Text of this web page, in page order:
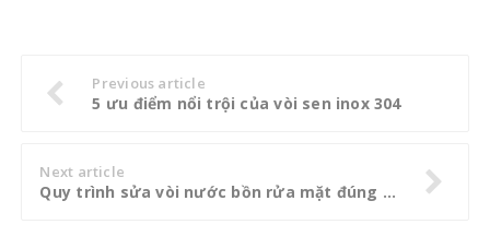
Previous article
5 ưu điểm nổi trội của vòi sen inox 304
Next article
Quy trình sửa vòi nước bồn rửa mặt đúng cách